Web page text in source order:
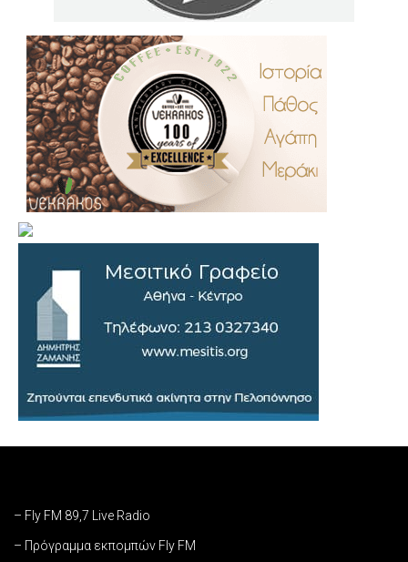
– Fly FM 89,7 Live Radio
– Πρόγραμμα εκπομπών Fly FM